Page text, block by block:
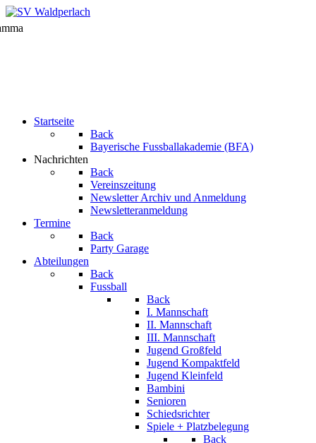
Startseite
Back
Bayerische Fussballakademie (BFA)
Nachrichten
Back
Vereinszeitung
Newsletter Archiv und Anmeldung
Newsletteranmeldung
Termine
Back
Party Garage
Abteilungen
Back
Fussball
Back
I. Mannschaft
II. Mannschaft
III. Mannschaft
Jugend Großfeld
Jugend Kompaktfeld
Jugend Kleinfeld
Bambini
Senioren
Schiedsrichter
Spiele + Platzbelegung
Back